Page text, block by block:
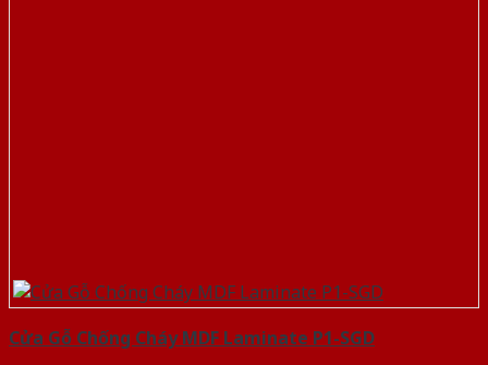
Cửa Gỗ Chống Cháy MDF Laminate P1-SGD